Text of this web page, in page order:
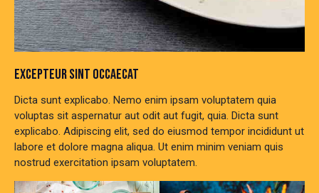
EXCEPTEUR SINT OCCAECAT
Dicta sunt explicabo. Nemo enim ipsam voluptatem quia
voluptas sit aspernatur aut odit aut fugit, quia. Dicta sunt
explicabo. Adipiscing elit, sed do eiusmod tempor incididunt ut
labore et dolore magna aliqua. Ut enim minim veniam quis
nostrud exercitation ipsam voluptatem.